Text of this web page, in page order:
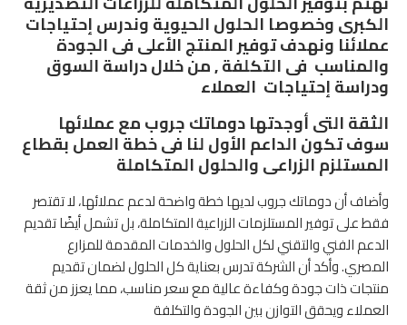
الكبرى وخصوصا الحلول الحيوية وندرس إحتياجات
عملائنا ونهدف توفير المنتج الأعلى فى الجودة
والمناسب فى التكلفة , من خلال دراسة السوق
ودراسة إحتياجات العملاء
الثقة التى أوجدتها دوماتك جروب مع عملائها
سوف تكون الداعم الأول لنا فى خطة العمل بقطاع
المستلزم الزراعى والحلول المتكاملة
وأضاف أن دوماتك جروب لديها خطة واضحة لدعم عملائها، لا تقتصر
فقط على توفير المستلزمات الزراعية المتكاملة، بل تشمل أيضًا تقديم
الدعم الفني والتقني لكل الحلول والخدمات المقدمة للمزارع
المصري. وأكد أن الشركة تدرس بعناية كل الحلول لضمان تقديم
منتجات ذات جودة وكفاءة عالية مع سعر مناسب، مما يعزز من ثقة
العملاء ويحقق التوازن بين الجودة والتكلفة